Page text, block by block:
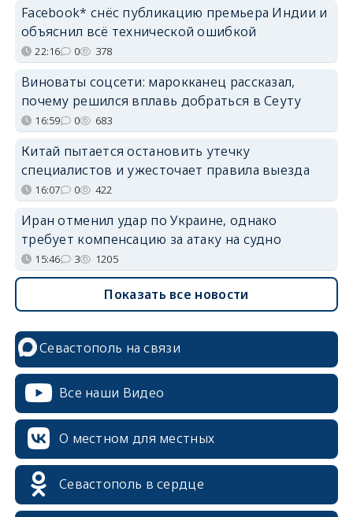
Facebook* снёс публикацию премьера Индии и
объяснил всё технической ошибкой
22:16 0 378
Виноваты соцсети: марокканец рассказал,
почему решился вплавь добраться в Сеуту
16:59 0 683
Китай пытается остановить утечку
специалистов и ужесточает правила выезда
16:07 0 422
Иран отменил удар по Украине, однако
требует компенсацию за атаку на судно
15:46 3 1205
Показать все новости
Севастополь на связи
Все наши Видео
О местном для местных
Севастополь в сердце